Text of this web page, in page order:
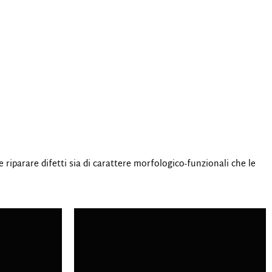
riparare difetti sia di carattere morfologico-funzionali che le